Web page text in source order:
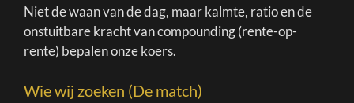
Niet de waan van de dag, maar kalmte, ratio en de
onstuitbare kracht van compounding (rente-op-
rente) bepalen onze koers.
Wie wij zoeken (De match)